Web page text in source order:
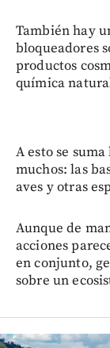
También hay
bloqueadores
productos
química
A esto se
muchos: las
aves y otras
Aunque de
acciones
en conjunto,
sobre un